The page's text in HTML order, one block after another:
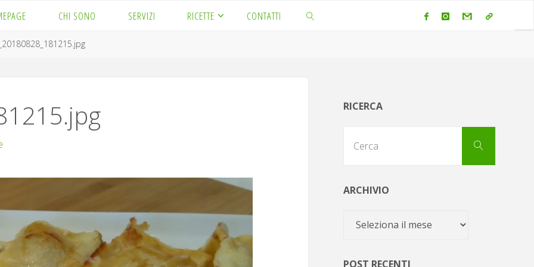
CHI SONO SERVIZI RICETTE CONTATTI
RICERCA
Cerca
ARCHIVIO
Archivio
POST RECENTI